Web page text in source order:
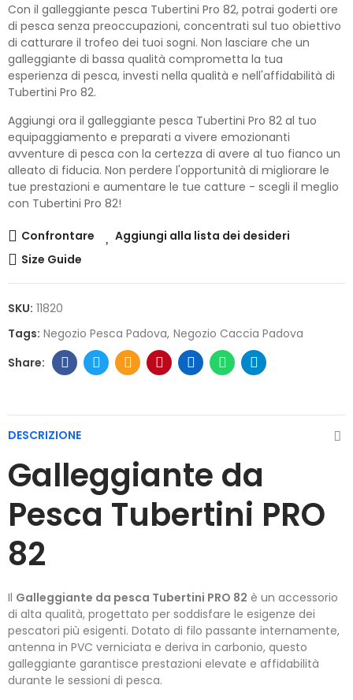
Con il galleggiante pesca Tubertini Pro 82, potrai goderti ore
di pesca senza preoccupazioni, concentrati sul tuo obiettivo
di catturare il trofeo dei tuoi sogni. Non lasciare che un
galleggiante di bassa qualità comprometta la tua
esperienza di pesca, investi nella qualità e nell'affidabilità di
Tubertini Pro 82.
Aggiungi ora il galleggiante pesca Tubertini Pro 82 al tuo
equipaggiamento e preparati a vivere emozionanti
avventure di pesca con la certezza di avere al tuo fianco un
alleato di fiducia. Non perdere l'opportunità di migliorare le
tue prestazioni e aumentare le tue catture - scegli il meglio
con Tubertini Pro 82!
Confrontare
Aggiungi alla lista dei desideri
Size Guide
SKU: 11820
Tags: Negozio Pesca Padova Negozio Caccia Padova
DESCRIZIONE
Galleggiante da
Pesca Tubertini PRO
82
Il Galleggiante da pesca Tubertini PRO 82 è un accessorio
di alta qualità, progettato per soddisfare le esigenze dei
pescatori più esigenti. Dotato di filo passante internamente,
antenna in PVC verniciata e deriva in carbonio, questo
galleggiante garantisce prestazioni elevate e affidabilità
durante le sessioni di pesca.